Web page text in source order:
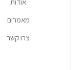
אודות
מאמרים
צרו קשר